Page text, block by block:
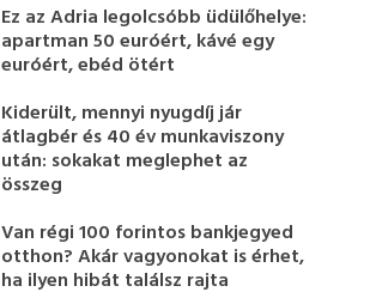
Ez az Adria legolcsóbb üdülőhelye:
apartman 50 euróért, kávé egy
euróért, ebéd ötért
Kiderült, mennyi nyugdíj jár
átlagbér és 40 év munkaviszony
után: sokakat meglephet az
összeg
Van régi 100 forintos bankjegyed
otthon? Akár vagyonokat is érhet,
ha ilyen hibát találsz rajta